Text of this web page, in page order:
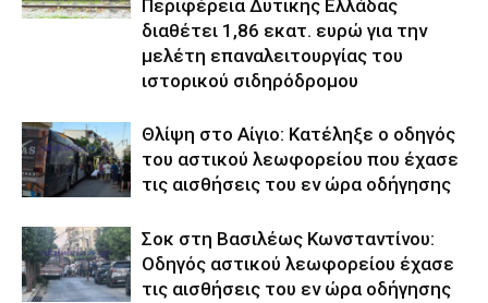
Περιφέρεια Δυτικής Ελλάδας
διαθέτει 1,86 εκατ. ευρώ για την
μελέτη επαναλειτουργίας του
ιστορικού σιδηρόδρομου
Θλίψη στο Αίγιο: Κατέληξε ο οδηγός
του αστικού λεωφορείου που έχασε
τις αισθήσεις του εν ώρα οδήγησης
Σοκ στη Βασιλέως Κωνσταντίνου:
Οδηγός αστικού λεωφορείου έχασε
τις αισθήσεις του εν ώρα οδήγησης